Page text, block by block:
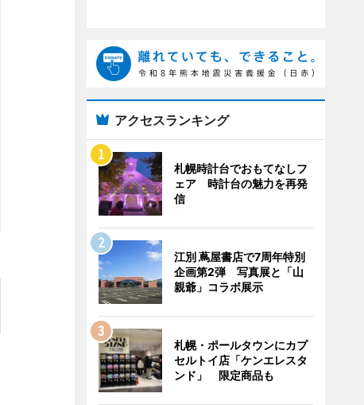
アクセスランキング
札幌時計台でおもてなしフ
ェア 時計台の魅力を再発
信
江別 蔦屋書店で7周年特別
企画第2弾 写真展と「山
親爺」コラボ展示
札幌・ポールタウンにカプ
セルトイ店「ケンエレスタ
ンド」 限定商品も